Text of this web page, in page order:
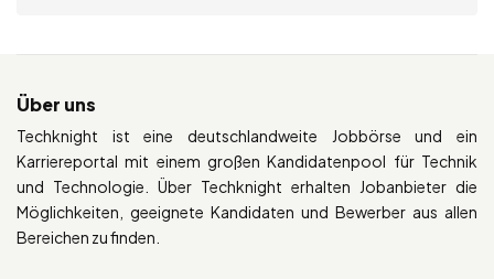
Über uns
Techknight ist eine deutschlandweite Jobbörse und ein
Karriereportal mit einem großen Kandidatenpool für Technik
und Technologie. Über Techknight erhalten Jobanbieter die
Möglichkeiten, geeignete Kandidaten und Bewerber aus allen
Bereichen zu finden.